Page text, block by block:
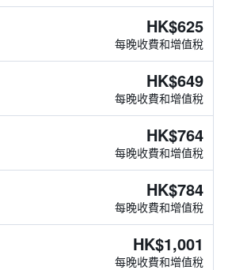
HK$625
每晚收費和增值稅
HK$649
每晚收費和增值稅
HK$764
每晚收費和增值稅
HK$784
每晚收費和增值稅
HK$1,001
每晚收費和增值稅